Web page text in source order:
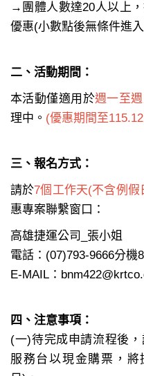
→團體人數達20人以上
優惠(小數點後無條件進
二、活動期間：
本活動僅適用於週一至
理中。 (優惠期間至
三、報名方式：
請於7個工作天(不含例假
惠專案聯繫窗口：
高雄捷運公司_張小姐
電話：(07)793-9666分機
E-MAIL：
四、注意事項：
(一)待完成申請流程後
服務台以現金購票，